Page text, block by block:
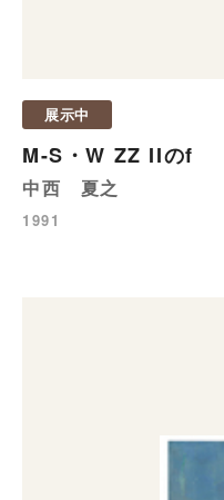
展示中
M-S・W ZZ IIのf
中西 夏之
1991